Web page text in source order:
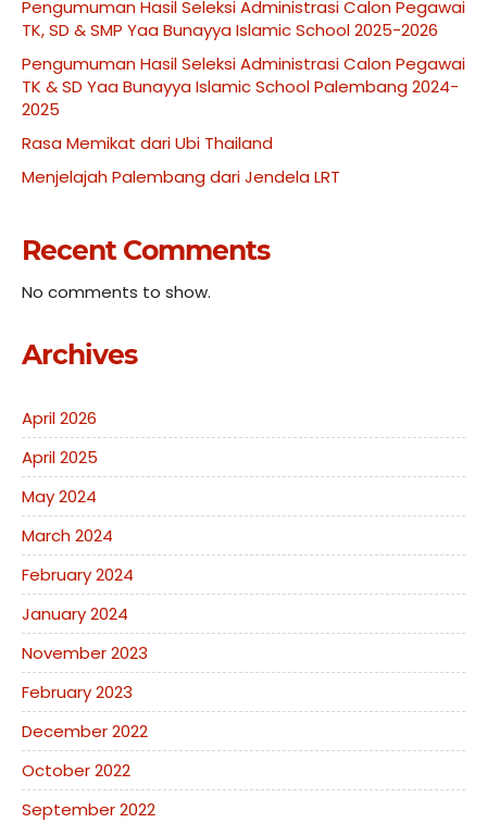
Pengumuman Hasil Seleksi Administrasi Calon Pegawai
TK, SD & SMP Yaa Bunayya Islamic School 2025-2026
Pengumuman Hasil Seleksi Administrasi Calon Pegawai
TK & SD Yaa Bunayya Islamic School Palembang 2024-
2025
Rasa Memikat dari Ubi Thailand
Menjelajah Palembang dari Jendela LRT
Recent Comments
No comments to show.
Archives
April 2026
April 2025
May 2024
March 2024
February 2024
January 2024
November 2023
February 2023
December 2022
October 2022
September 2022